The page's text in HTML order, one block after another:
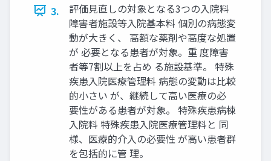
3.
評価見直しの対象となる3つの入院料
障害者施設等入院基本料 個別の病態変
動が大きく、 高額な薬剤や高度な処置
が 必要となる患者が対象。重 度障害
者等7割以上を占め る施設基準。 特殊
疾患入院医療管理料 病態の変動は比較
的小さい が、継続して高い医療の必
要性がある患者が対象。 特殊疾患病棟
入院料 特殊疾患入院医療管理料と 同
様、医療的介入の必要性 が高い患者群
を包括的に管 理。